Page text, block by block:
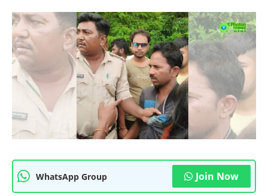
WhatsApp Group Join Now